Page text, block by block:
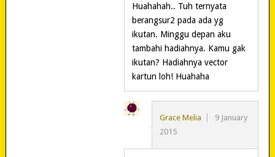
Huahahah.. Tuh ternyata
berangsur2 pada ada yg
ikutan. Minggu depan aku
tambahi hadiahnya. Kamu gak
ikutan? Hadiahnya vector
kartun loh! Huahaha
Grace Melia
9 January
2015